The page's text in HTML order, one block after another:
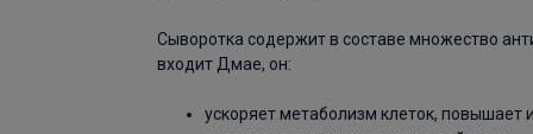
Сыворотка содержит в составе множество
входит Дмае, он:
ускоряет метаболизм клеток, повышает